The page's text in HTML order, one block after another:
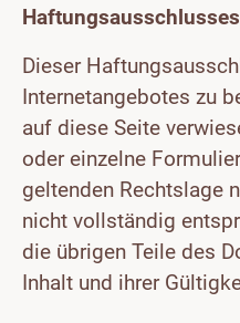
Haftungsausschlusses
Dieser
Internetangebotes zu
auf diese Seite
oder einzelne
geltenden Rechtslage
nicht vollständig
die übrigen Teile des
Inhalt und ihrer